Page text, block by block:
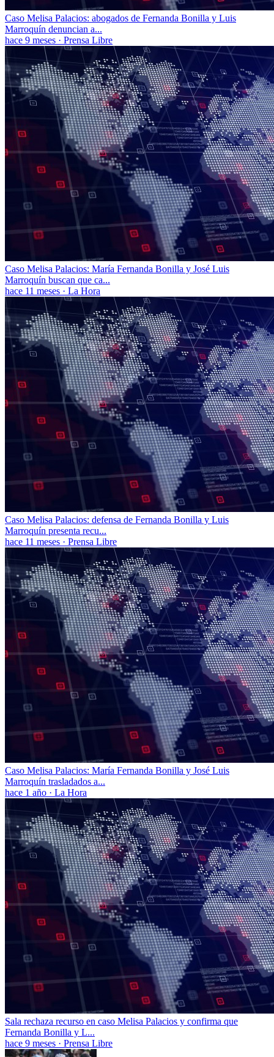
Caso Melisa Palacios: abogados de Fernanda Bonilla y Luis
Marroquín denuncian a...
hace 9 meses · Prensa Libre
Caso Melisa Palacios: María Fernanda Bonilla y José Luis
Marroquín buscan que ca...
hace 11 meses · La Hora
Caso Melisa Palacios: defensa de Fernanda Bonilla y Luis
Marroquín presenta recu...
hace 11 meses · Prensa Libre
Caso Melisa Palacios: María Fernanda Bonilla y José Luis
Marroquín trasladados a...
hace 1 año · La Hora
Sala rechaza recurso en caso Melisa Palacios y confirma que
Fernanda Bonilla y L...
hace 9 meses · Prensa Libre